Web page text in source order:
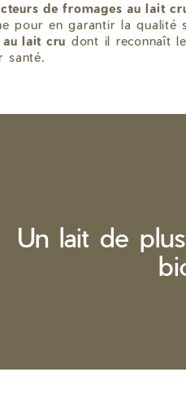
de fromages au lait
pour en garantir la qualité
lait cru dont il reconnaît
santé.
Un lait de